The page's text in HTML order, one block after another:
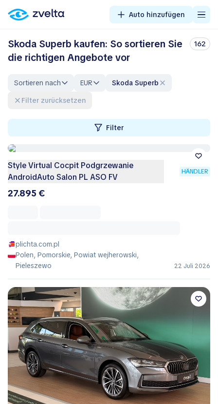
Auto hinzufügen
Skoda Superb kaufen: So sortieren Sie
die richtigen Angebote vor
162
Sortieren nach EUR
Skoda Superb
Filter zurücksetzen
Filter
Style Virtual Cocpit Podgrzewanie
AndroidAuto Salon PL ASO FV
HÄNDLER
27.895 €
plichta.com.pl
Polen, Pomorskie, Powiat wejherowski,
Pieleszewo
22 Juli 2026